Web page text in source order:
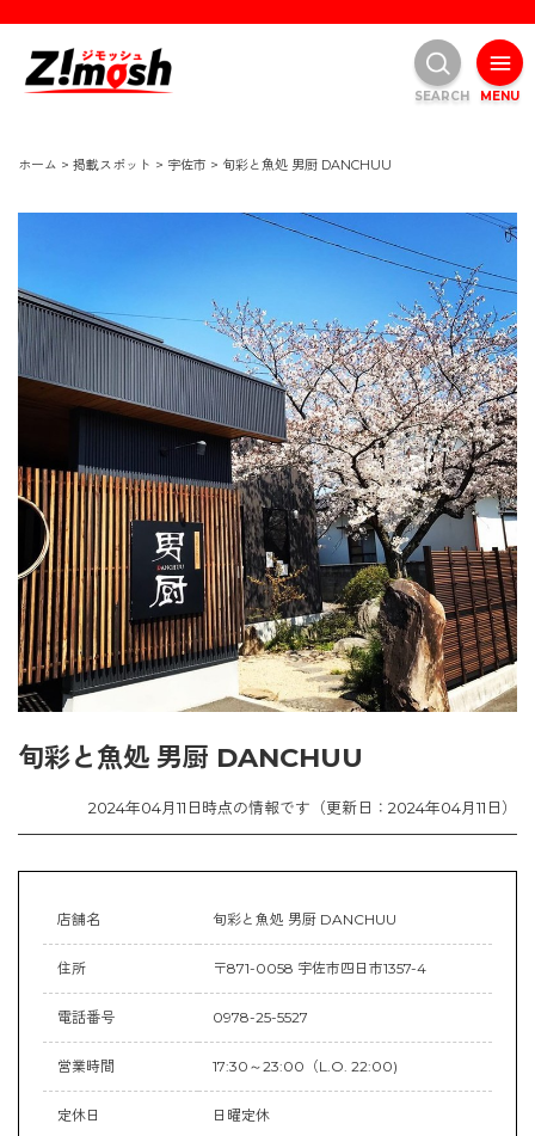
ホーム > 掲載スポット > 宇佐市 > 旬彩と魚処 男厨 DANCHUU
旬彩と魚処 男厨 DANCHUU
2024年04月11日時点の情報です（更新日：2024年04月11日）
店舗名 旬彩と魚処 男厨 DANCHUU
住所 〒871-0058 宇佐市四日市1357-4
電話番号 0978-25-5527
営業時間 17:30～23:00（L.O. 22:00)
定休日 日曜定休
MENU
SEARCH